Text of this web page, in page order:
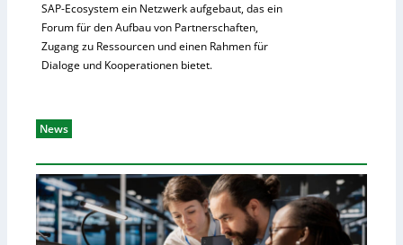
SAP-Ecosystem ein Netzwerk aufgebaut, das ein
Forum für den Aufbau von Partnerschaften,
Zugang zu Ressourcen und einen Rahmen für
Dialoge und Kooperationen bietet.
News